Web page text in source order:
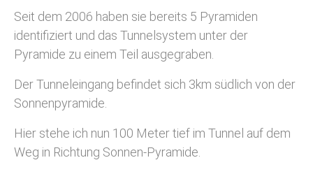
Seit dem 2006 haben sie bereits 5 Pyramiden
identifiziert und das Tunnelsystem unter der
Pyramide zu einem Teil ausgegraben.
Der Tunneleingang befindet sich 3km südlich von der
Sonnenpyramide.
Hier stehe ich nun 100 Meter tief im Tunnel auf dem
Weg in Richtung Sonnen-Pyramide.